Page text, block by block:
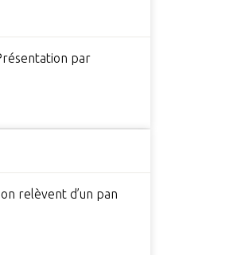
par
relèvent d’un pan